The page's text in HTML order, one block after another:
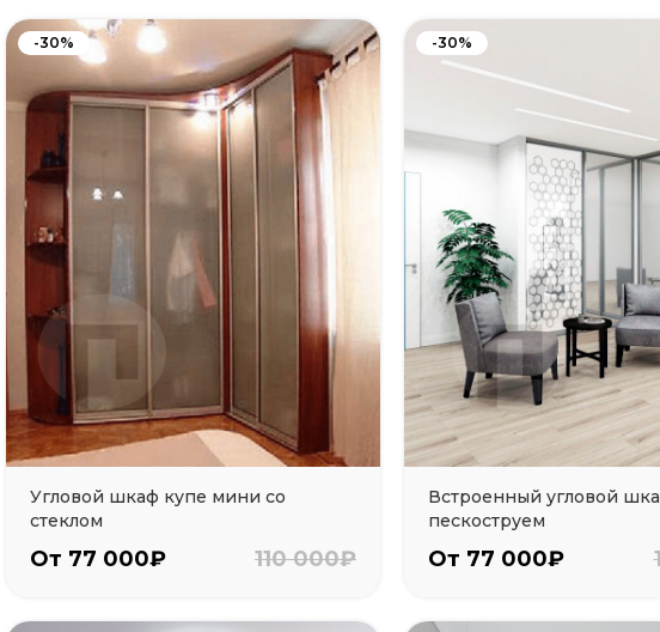
-30%
Угловой шкаф купе мини со
стеклом
От 77 000₽ 110 000₽
-30%
Встроенный угловой
пескоструем
От 77 000₽